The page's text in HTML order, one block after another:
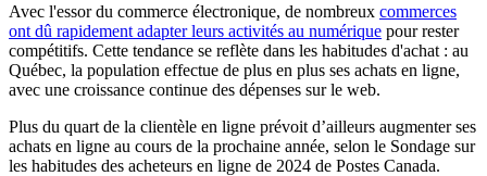
Avec l'essor du commerce électronique, de nombreux commerces
ont dû rapidement adapter leurs activités au numérique pour rester
compétitifs. Cette tendance se reflète dans les habitudes d'achat : au
Québec, la population effectue de plus en plus ses achats en ligne,
avec une croissance continue des dépenses sur le web.
Plus du quart de la clientèle en ligne prévoit d’ailleurs augmenter ses
achats en ligne au cours de la prochaine année, selon le Sondage sur
les habitudes des acheteurs en ligne de 2024 de Postes Canada.